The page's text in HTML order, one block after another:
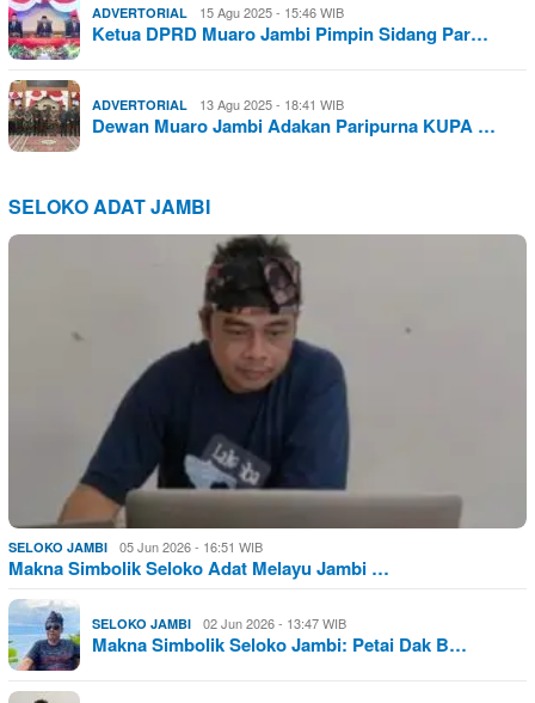
ADVERTORIAL 15 Agu 2025 - 15:46 WIB
Ketua DPRD Muaro Jambi Pimpin Sidang Par…
ADVERTORIAL 13 Agu 2025 - 18:41 WIB
Dewan Muaro Jambi Adakan Paripurna KUPA …
SELOKO ADAT JAMBI
SELOKO JAMBI 05 Jun 2026 - 16:51 WIB
Makna Simbolik Seloko Adat Melayu Jambi …
SELOKO JAMBI 02 Jun 2026 - 13:47 WIB
Makna Simbolik Seloko Jambi: Petai Dak B…